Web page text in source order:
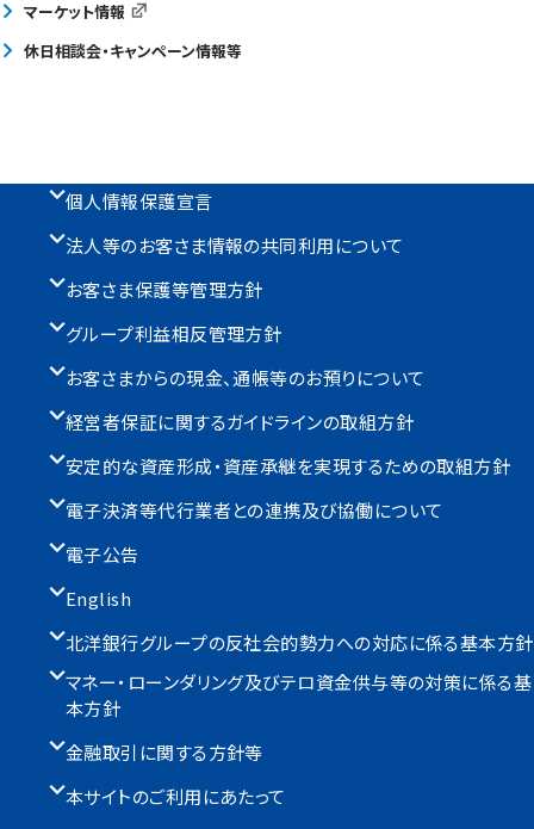
マーケット情報
休日相談会・キャンペーン情報等
個人情報保護宣言
法人等のお客さま情報の共同利用について
お客さま保護等管理方針
グループ利益相反管理方針
お客さまからの現金、通帳等のお預りについて
経営者保証に関するガイドラインの取組方針
安定的な資産形成・資産承継を実現するための取組方針
電子決済等代行業者との連携及び協働について
電子公告
English
北洋銀行グループの反社会的勢力への対応に係る基本方針
マネー・ローンダリング及びテロ資金供与等の対策に係る基
本方針
金融取引に関する方針等
本サイトのご利用にあたって